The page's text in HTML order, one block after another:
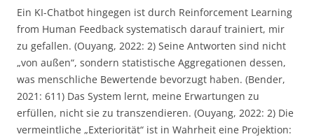
Ein KI-Chatbot hingegen ist durch Reinforcement Learning
from Human Feedback systematisch darauf trainiert, mir
zu gefallen. (Ouyang, 2022: 2) Seine Antworten sind nicht
„von außen“, sondern statistische Aggregationen dessen,
was menschliche Bewertende bevorzugt haben. (Bender,
2021: 611) Das System lernt, meine Erwartungen zu
erfüllen, nicht sie zu transzendieren. (Ouyang, 2022: 2) Die
vermeintliche „Exteriorität“ ist in Wahrheit eine Projektion: